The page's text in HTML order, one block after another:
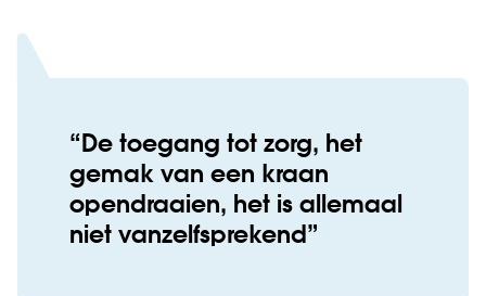
De toegang tot zorg, het
gemak van een kraan
opendraaien, het is allemaal
niet vanzelfsprekend